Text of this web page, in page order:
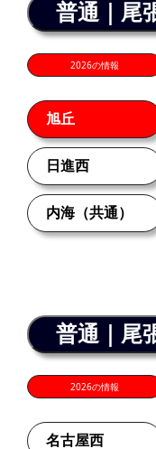
普通｜
2026の情報
旭丘
日進西
内海（共通）
普通｜
2026の情報
名古屋西